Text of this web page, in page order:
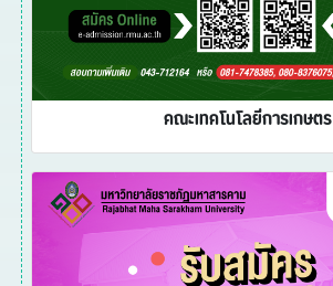
คณะเทคโนโลยีการเกษตร